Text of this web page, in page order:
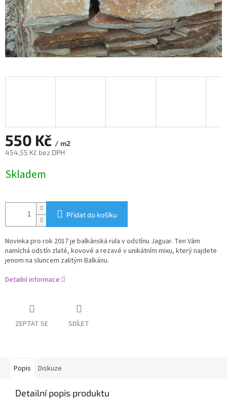
550 Kč / m2
454,55 Kč bez DPH
cena:
Skladem
Přidat do košíku
Novinka pro rok 2017 je balkánská rula v odstínu Jaguar. Ten Vám
namíchá odstín zlaté, kovové a rezavé v unikátním mixu, který najdete
jenom na sluncem zalitým Balkánu.
Detailní informace
ZEPTAT SE SDÍLET
Popis Diskuze
Detailní popis produktu